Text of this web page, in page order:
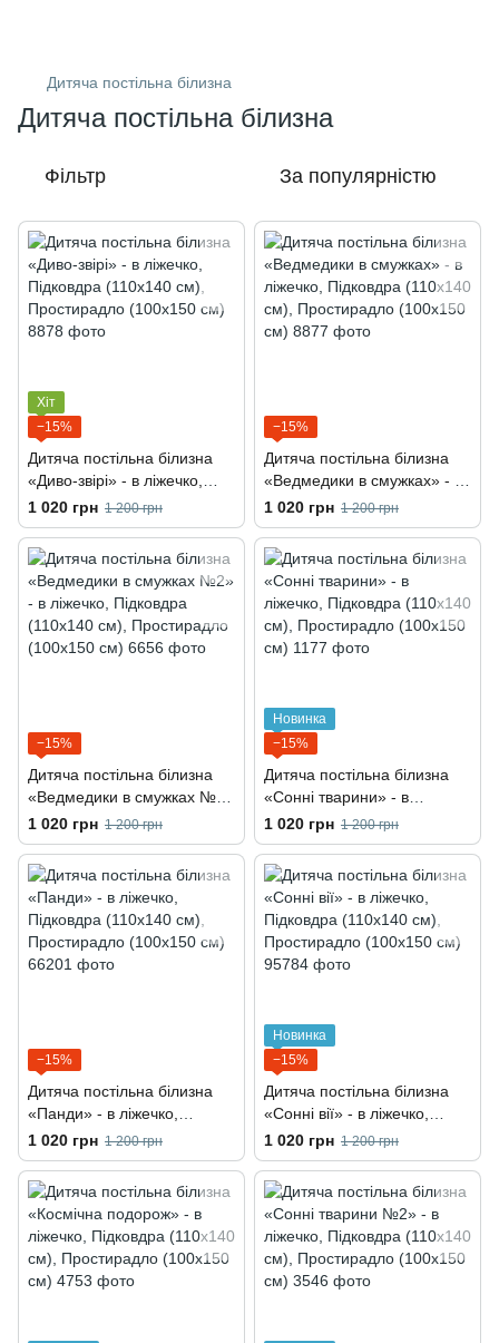
Дитяча постільна білизна
Дитяча постільна білизна
Фільтр За популярністю
Хіт
−15%
Дитяча постільна білизна
«Диво-звірі» - в ліжечко,
Підковдра (110х140 см),
Простирадло (100х150 см)
1 020 грн 1 200 грн
−15%
Дитяча постільна білизна
«Ведмедики в смужках» - в
ліжечко, Підковдра (110х140
см), Простирадло (100х150
см)
1 020 грн 1 200 грн
−15%
Дитяча постільна білизна
«Ведмедики в смужках №2»
- в ліжечко, Підковдра
(110х140 см), Простирадло
(100х150 см)
1 020 грн 1 200 грн
Новинка
−15%
Дитяча постільна білизна
«Сонні тварини» - в
ліжечко, Підковдра (110х140
см), Простирадло (100х150
см)
1 020 грн 1 200 грн
−15%
Дитяча постільна білизна
«Панди» - в ліжечко,
Підковдра (110х140 см),
Простирадло (100х150 см)
1 020 грн 1 200 грн
Новинка
−15%
Дитяча постільна білизна
«Сонні вії» - в ліжечко,
Підковдра (110х140 см),
Простирадло (100х150 см)
1 020 грн 1 200 грн